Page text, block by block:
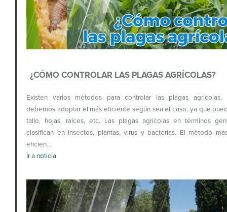
¿CÓMO CONTROLAR LAS PLAGAS AGRÍCOLAS?
Existen varios métodos para controlar las plagas agrícolas,
debemos adoptar el más eficiente según sea el caso, ya que
tallo, hojas, raíces, etc. Las plagas agrícolas en términos
clasifican en insectos, plantas, virus y bacterias. El método
eficien…
Ir a noticia